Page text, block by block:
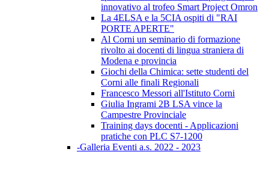
innovativo al trofeo Smart Project Omron
La 4ELSA e la 5CIA ospiti di "RAI
PORTE APERTE"
Al Corni un seminario di formazione
rivolto ai docenti di lingua straniera di
Modena e provincia
Giochi della Chimica: sette studenti del
Corni alle finali Regionali
Francesco Messori all'Istituto Corni
Giulia Ingrami 2B LSA vince la
Campestre Provinciale
Training days docenti - Applicazioni
pratiche con PLC S7-1200
-Galleria Eventi a.s. 2022 - 2023